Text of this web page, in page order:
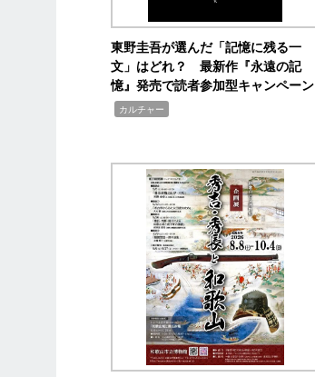
東野圭吾が選んだ「記憶に残る一
文」はどれ？ 最新作『永遠の記
憶』発売で読者参加型キャンペーン
カルチャー